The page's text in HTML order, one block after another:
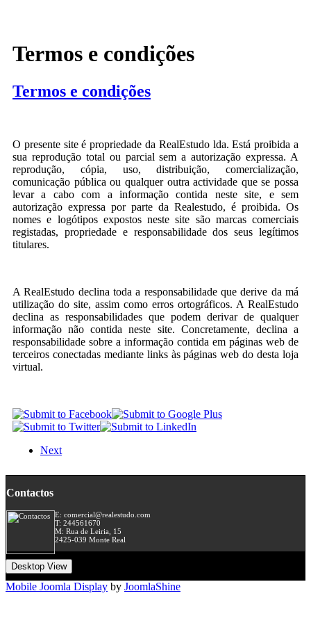
Termos e condições
Termos e condições
O presente site é propriedade da RealEstudo lda. Está proibida a
sua reprodução total ou parcial sem a autorização expressa. A
reprodução, cópia, uso, distribuição, comercialização,
comunicação pública ou qualquer outra actividade que se possa
levar a cabo com a informação contida neste site, e sem
autorização expressa por parte da Realestudo, é proibida. Os
nomes e logótipos expostos neste site são marcas comerciais
registadas, propriedade e responsabilidade dos seus legítimos
titulares.
A RealEstudo declina toda a responsabilidade que derive da má
utilização do site, assim como erros ortográficos. A RealEstudo
declina as responsabilidades que podem derivar de qualquer
informação não contida neste site. Concretamente, declina a
responsabilidade sobre a informação contida em páginas web de
terceiros conectadas mediante links às páginas web do desta loja
virtual.
Next
Contactos
E: comercial@realestudo.com
T: 244561670
M: Rua de Leiria, 15
2425-039 Monte Real
Desktop View
Mobile Joomla Display by JoomlaShine